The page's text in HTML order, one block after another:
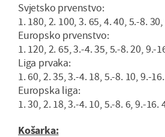
Svjetsko prvenstvo:
1. 180, 2. 100, 3. 65, 4. 40, 5.-8.
Europsko prvenstvo:
1. 120, 2. 65, 3.-4. 35, 5.-8. 20, 9.-
Liga prvaka:
1. 60, 2. 35, 3.-4. 18, 5.-8. 10, 9.-
Europska liga:
1. 30, 2. 18, 3.-4. 10, 5.-8. 6, 9.-16.
Košarka: